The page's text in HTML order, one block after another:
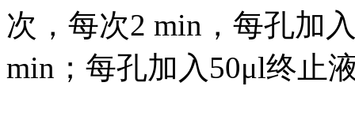
次，每次2 min，每孔加
min；每孔加入50μl终止